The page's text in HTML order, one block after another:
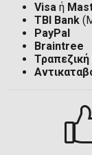
Visa ή
TBI Bank
PayPal
Braintree